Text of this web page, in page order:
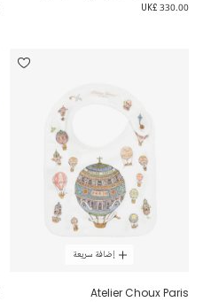
UK£ 330.00
إضافة سريعة
Atelier Choux Paris